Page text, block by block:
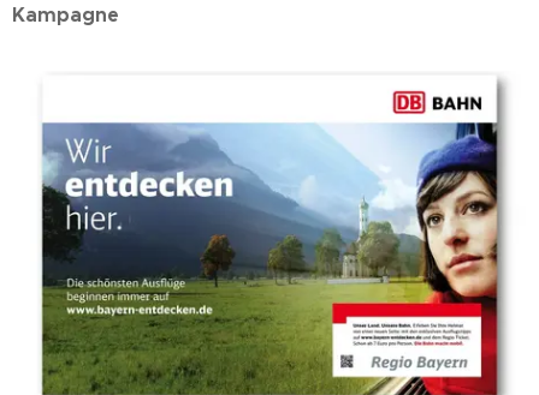
Kampagne